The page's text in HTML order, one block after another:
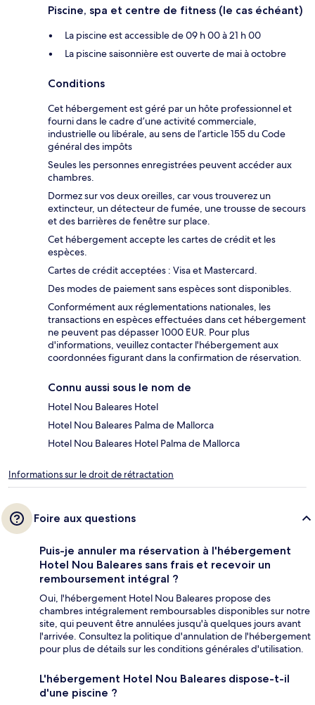
Piscine, spa et centre de fitness (le cas échéant)
La piscine est accessible de 09 h 00 à 21 h 00
La piscine saisonnière est ouverte de mai à octobre
Conditions
Cet hébergement est géré par un hôte professionnel et
fourni dans le cadre d’une activité commerciale,
industrielle ou libérale, au sens de l’article 155 du Code
général des impôts
Seules les personnes enregistrées peuvent accéder aux
chambres.
Dormez sur vos deux oreilles, car vous trouverez un
extincteur, un détecteur de fumée, une trousse de secours
et des barrières de fenêtre sur place.
Cet hébergement accepte les cartes de crédit et les
espèces.
Cartes de crédit acceptées : Visa et Mastercard.
Des modes de paiement sans espèces sont disponibles.
Conformément aux réglementations nationales, les
transactions en espèces effectuées dans cet hébergement
ne peuvent pas dépasser 1000 EUR. Pour plus
d'informations, veuillez contacter l'hébergement aux
coordonnées figurant dans la confirmation de réservation.
Connu aussi sous le nom de
Hotel Nou Baleares Hotel
Hotel Nou Baleares Palma de Mallorca
Hotel Nou Baleares Hotel Palma de Mallorca
Informations sur le droit de rétractation
Foire aux questions
Puis-je annuler ma réservation à l'hébergement
Hotel Nou Baleares sans frais et recevoir un
remboursement intégral ?
Oui, l'hébergement Hotel Nou Baleares propose des
chambres intégralement remboursables disponibles sur notre
site, qui peuvent être annulées jusqu'à quelques jours avant
l'arrivée. Consultez la politique d'annulation de l'hébergement
pour plus de détails sur les conditions générales d'utilisation.
L'hébergement Hotel Nou Baleares dispose-t-il
d'une piscine ?